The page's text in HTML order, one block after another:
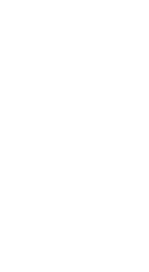
荷製品に未対応品が